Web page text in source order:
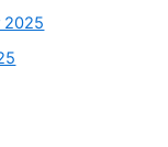
2025